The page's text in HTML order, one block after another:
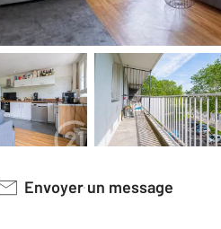
Envoyer un message